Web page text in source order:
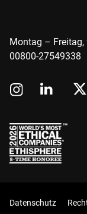
Montag – Freitag,
00800-27549338
Datenschutz